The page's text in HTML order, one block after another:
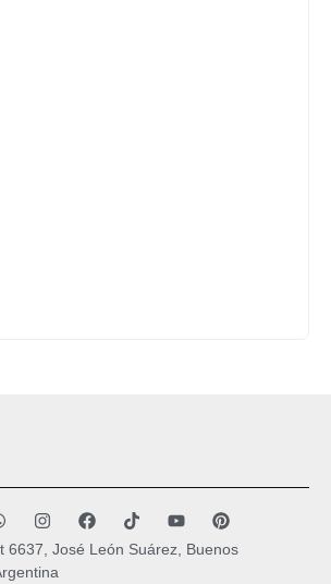
6637, José León Suárez, Buenos